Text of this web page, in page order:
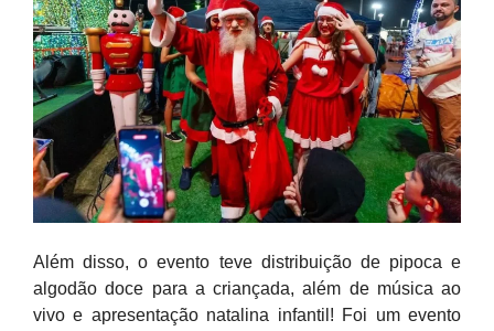
Além disso, o evento teve distribuição de pipoca e
algodão doce para a criançada, além de música ao
vivo e apresentação natalina infantil! Foi um evento